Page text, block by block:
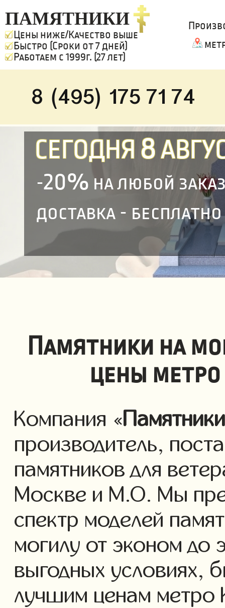
ПАМЯТНИКИ
Цены ниже/Качество выше
Быстро (Сроки от 7 дней)
Работаем с 1999г. (27 лет)
8 (495) 175 71 74
СЕГОДНЯ 8
-20% на любой
доставка - бесплатно
Памятники на
цены
Компания «Памятники
производитель,
памятников для
Москве и М.О. Мы
спектр моделей
могилу от эконом до
выгодных условиях,
лучшим ценам метро